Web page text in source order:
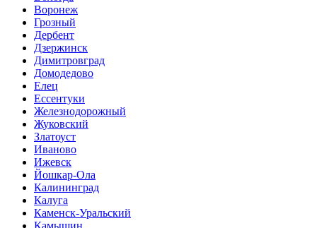
Воронеж
Грозный
Дербент
Дзержинск
Димитровград
Домодедово
Елец
Ессентуки
Железнодорожный
Жуковский
Златоуст
Иваново
Ижевск
Йошкар-Ола
Калининград
Калуга
Каменск-Уральский
Камышин